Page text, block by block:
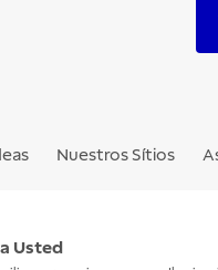
Nuestros Sítios
Usted